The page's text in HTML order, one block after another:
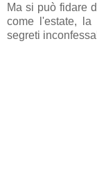
Ma si può fidare
come l'estate, la
segreti